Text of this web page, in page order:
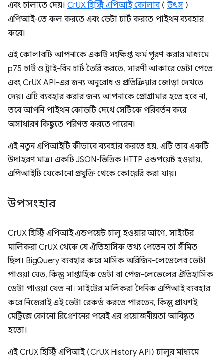
এবং চালাতে দেয়। CrUX হিস্ট্রি এপিআই কোলাব(উৎস )
এপিআই-তে কল করতে এবং ডেটা চার্ট করতে পাইথন ব্যবহার
করে।
এই কোলাবটি আপনাকে একটি সংক্ষিপ্ত ফর্ম পূরণ করার মাধ্যমে
p75 চার্ট ও ট্রাই-বিন চার্ট তৈরি করতে, সারণী আকারে ডেটা পেতে
এবং CrUX API-এর জন্য অনুরোধ ও প্রতিক্রিয়ার জোড়া দেখতে
দেয়। এটি ব্যবহার করার জন্য আপনাকে প্রোগ্রামার হতে হবে না,
তবে আপনি পাইথন কোডটি দেখে সেটিকে পরিবর্তন করে
অসাধারণ কিছুতে পরিণত করতে পারেন।
এই নতুন এপিআইটি কীভাবে ব্যবহার করতে হয়, এটি তার একটি
উদাহরণ মাত্র। একটি JSON-ভিত্তিক HTTP এন্ডপয়েন্ট হওয়ায়,
এপিআইটি যেকোনো প্রযুক্তি থেকে কোয়েরি করা যায়।
উপসংহার
CrUX হিস্ট্রি এপিআই এন্ডপয়েন্ট চালু হওয়ার আগে, সাইটের
মালিকরা CrUX থেকে যে ঐতিহাসিক তথ্য পেতেন তা সীমিত
ছিল। BigQuery ব্যবহার করে মাসিক অরিজিন-লেভেলের ডেটা
পাওয়া যেত, কিন্তু সাপ্তাহিক ডেটা বা পেজ-লেভেলের ঐতিহাসিক
ডেটা পাওয়া যেত না। সাইটের মালিকরা দৈনিক এপিআই ব্যবহার
করে নিজেরাই এই ডেটা রেকর্ড করতে পারতেন, কিন্তু প্রায়শই
মেট্রিক্সে কোনো রিগ্রেশনের পরেই এর প্রয়োজনীয়তা আবিষ্কৃত
হতো।
এই CrUX হিস্ট্রি এপিআই (CrUX History API) চালুর মাধ্যমে